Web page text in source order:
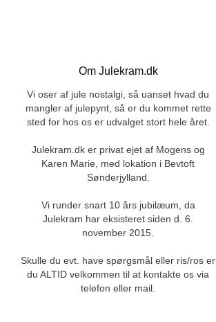
Om Julekram.dk
Vi oser af jule nostalgi, så uanset hvad du
mangler af julepynt, så er du kommet rette
sted for hos os er udvalget stort hele året.
Julekram.dk er privat ejet af Mogens og
Karen Marie, med lokation i Bevtoft
Sønderjylland.
Vi runder snart 10 års jubilæum, da
Julekram har eksisteret siden d. 6.
november 2015.
Skulle du evt. have spørgsmål eller ris/ros er
du ALTID velkommen til at kontakte os via
telefon eller mail.